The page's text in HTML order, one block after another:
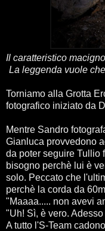
Il caratteristico
La leggenda vuole
Torniamo alla Grotta
fotografico iniziato da
Mentre Sandro
Gianluca provvedono
da poter seguire Tullio
bisogno perchè lui è
solo. Peccato che
perchè la corda da
"Maaaa..... non avevi
"Uh! Sì, è vero.
A tutto l'S-Team